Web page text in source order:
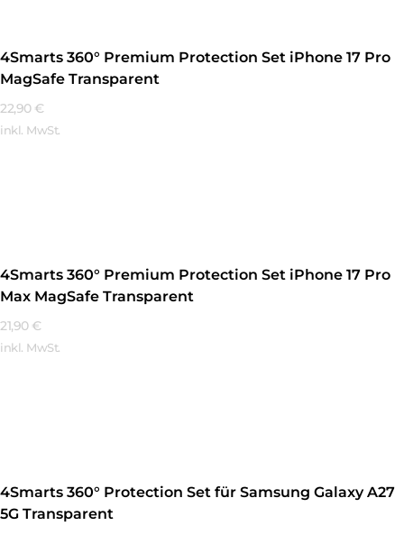
4Smarts 360° Premium Protection Set iPhone 17 Pro
MagSafe Transparent
22,90 €
inkl. MwSt.
4Smarts 360° Premium Protection Set iPhone 17 Pro
Max MagSafe Transparent
21,90 €
inkl. MwSt.
4Smarts 360° Protection Set für Samsung Galaxy A27
5G Transparent